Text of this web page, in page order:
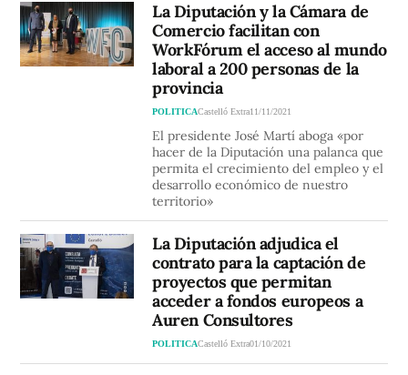
La Diputación y la Cámara de
Comercio facilitan con
WorkFórum el acceso al mundo
laboral a 200 personas de la
provincia
POLITICACastelló Extra11/11/2021
El presidente José Martí aboga «por
hacer de la Diputación una palanca que
permita el crecimiento del empleo y el
desarrollo económico de nuestro
territorio»
La Diputación adjudica el
contrato para la captación de
proyectos que permitan
acceder a fondos europeos a
Auren Consultores
POLITICACastelló Extra01/10/2021